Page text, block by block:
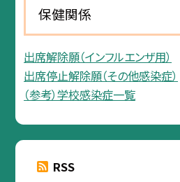
保健関係
出席解除願（インフルエンザ用）
出席停止解除願（その他感染症）
（参考）学校感染症一覧
RSS